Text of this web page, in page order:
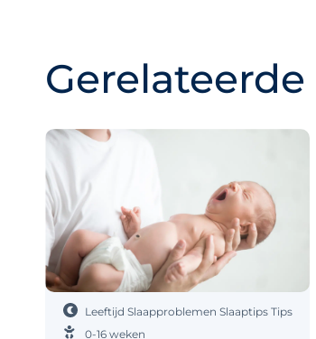
Gerelateerde
Leeftijd Slaapproblemen Slaaptips Tips
0-16 weken